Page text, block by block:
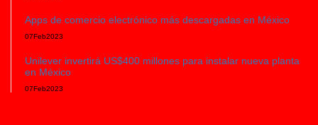
Apps de comercio electrónico más descargadas en México
07Feb2023
Unilever invertirá US$400 millones para instalar nueva planta
en México
07Feb2023